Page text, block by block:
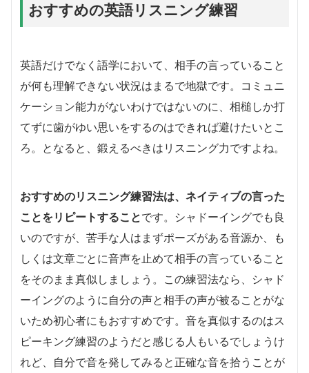
おすすめの英語リスニング練習
英語だけでなく語学において、相手の言っていること
が何も理解できない状況はまるで地獄です。コミュニ
ケーション能力がないわけではないのに、相槌しか打
てずに歯がゆい思いをするのはできれば避けたいとこ
ろ。となると、鍛えるべきはリスニング力ですよね。
おすすめのリスニング練習法は、ネイティブの言った
ことをリピートすることです。シャドーイングでも良
いのですが、苦手な人はまずポーズがある音源か、も
しくは文章ごとに音声を止めて相手の言っていること
をそのまま真似しましょう。この練習法なら、シャド
ーイングのように自分の声と相手の声が被ることがな
いため初心者にもおすすめです。音を真似するのはス
ピーキング練習のようだと感じる人もいるでしょうけ
れど、自分で音を発してみると正確な音を拾うことが